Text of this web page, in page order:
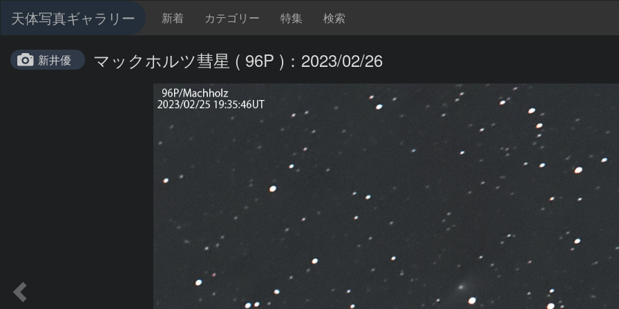
天体写真ギャラリー 新着 カテゴリー 特集 検索
新井優 マックホルツ彗星 ( 96P )：2023/02/26